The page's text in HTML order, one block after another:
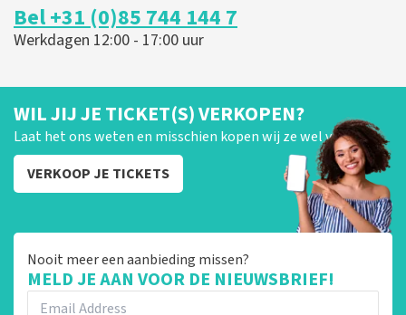
Bel +31 (0)85 744 144 7
Werkdagen 12:00 - 17:00 uur
WIL JIJ JE TICKET(S) VERKOPEN?
Laat het ons weten en misschien kopen wij ze wel van je!
VERKOOP JE TICKETS
Nooit meer een aanbieding missen?
MELD JE AAN VOOR DE NIEUWSBRIEF!